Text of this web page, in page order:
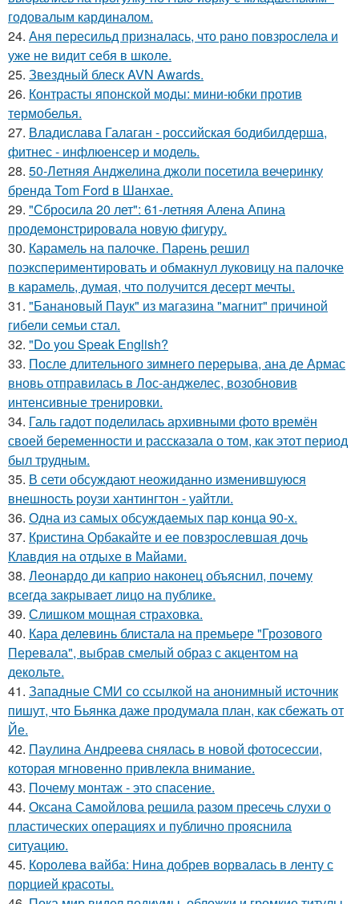
годовалым кардиналом.
24. Аня пересильд призналась, что рано повзрослела и
уже не видит себя в школе.
25. Звездный блеск AVN Awards.
26. Контрасты японской моды: мини-юбки против
термобелья.
27. Владислава Галаган - российская бодибилдерша,
фитнес - инфлюенсер и модель.
28. 50-Летняя Анджелина джоли посетила вечеринку
бренда Tom Ford в Шанхае.
29. "Сбросила 20 лет": 61-летняя Алена Апина
продемонстрировала новую фигуру.
30. Карамель на палочке. Парень решил
поэкспериментировать и обмакнул луковицу на палочке
в карамель, думая, что получится десерт мечты.
31. "Банановый Паук" из магазина "магнит" причиной
гибели семьи стал.
32. "Do you Speak English?
33. После длительного зимнего перерыва, ана де Армас
вновь отправилась в Лос-анджелес, возобновив
интенсивные тренировки.
34. Галь гадот поделилась архивными фото времён
своей беременности и рассказала о том, как этот период
был трудным.
35. В сети обсуждают неожиданно изменившуюся
внешность роузи хантингтон - уайтли.
36. Одна из самых обсуждаемых пар конца 90-х.
37. Кристина Орбакайте и ее повзрослевшая дочь
Клавдия на отдыхе в Майами.
38. Леонардо ди каприо наконец объяснил, почему
всегда закрывает лицо на публике.
39. Слишком мощная страховка.
40. Кара делевинь блистала на премьере "Грозового
Перевала", выбрав смелый образ с акцентом на
декольте.
41. Западные СМИ со ссылкой на анонимный источник
пишут, что Бьянка даже продумала план, как сбежать от
Йе.
42. Паулина Андреева снялась в новой фотосессии,
которая мгновенно привлекла внимание.
43. Почему монтаж - это спасение.
44. Оксана Самойлова решила разом пресечь слухи о
пластических операциях и публично прояснила
ситуацию.
45. Королева вайба: Нина добрев ворвалась в ленту с
порцией красоты.